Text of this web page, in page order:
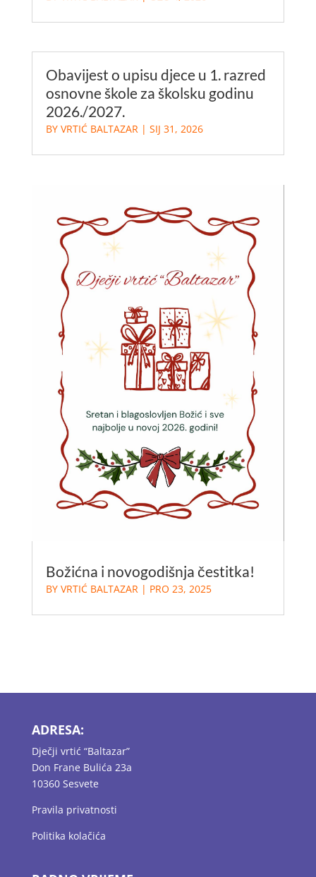
Obavijest o upisu djece u 1. razred
osnovne škole za školsku godinu
2026./2027.
BY VRTIĆ BALTAZAR| SIJ 31, 2026
Božićna i novogodišnja čestitka!
BY VRTIĆ BALTAZAR | PRO 23, 2025
ADRESA:
Dječji vrtić “Baltazar”
Don Frane Bulića 23a
10360 Sesvete
Pravila privatnosti
Politika kolačića